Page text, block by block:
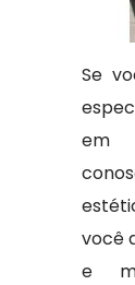
Se
em
você
e